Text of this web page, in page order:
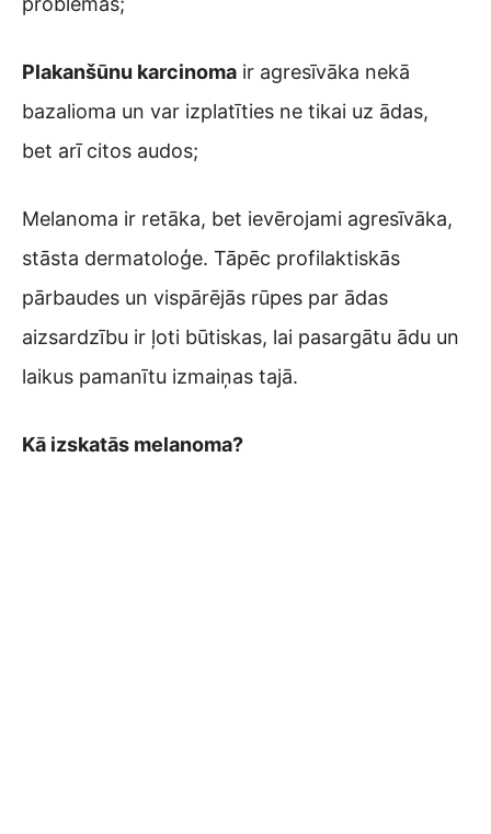
Plakanšūnu karcinoma ir agresīvāka nekā
bazalioma un var izplatīties ne tikai uz ādas,
bet arī citos audos;
Melanoma ir retāka, bet ievērojami agresīvāka,
stāsta dermatoloģe. Tāpēc profilaktiskās
pārbaudes un vispārējās rūpes par ādas
aizsardzību ir ļoti būtiskas, lai pasargātu ādu un
laikus pamanītu izmaiņas tajā.
Kā izskatās melanoma?